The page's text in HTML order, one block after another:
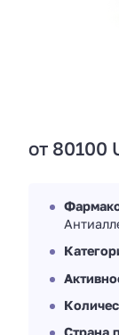
от 80100